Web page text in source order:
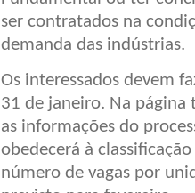
ser contratados na
demanda das indústrias.
Os interessados devem
31 de janeiro. Na
as informações do
obedecerá à
número de vagas por